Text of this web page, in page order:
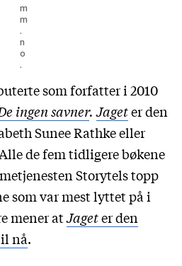
m
m
.
n
o
.
som forfatter i 2010
ingen savner.Jageter den
Sunee Rathke eller
de fem tidligere bøkene
Storytels topp
som var mest lyttet på i
mener atJageter den
nå.